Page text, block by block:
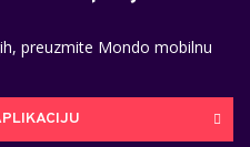
preuzmite Mondo mobilnu